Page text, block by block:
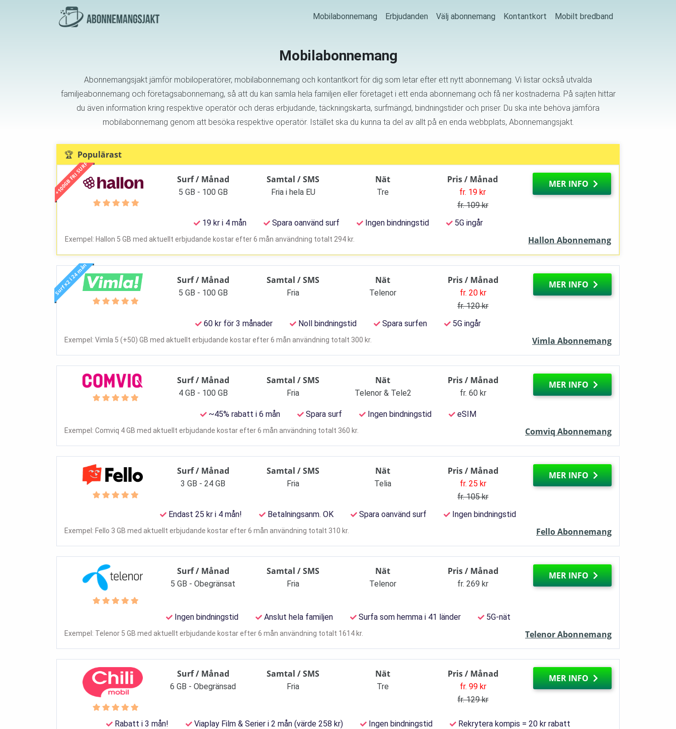
Mobilabonnemang Erbjudanden Välj abonnemang Kontantkort Mobilt bredband
Mobilabonnemang
Abonnemangsjakt jämför mobiloperatörer, mobilabonnemang och kontantkort för dig som letar efter ett nytt abonnemang. Vi listar också utvalda
familjeabonnemang och företagsabonnemang, så att du kan samla hela familjen eller företaget i ett enda abonnemang och få ner kostnaderna. På sajten hittar
du även information kring respektive operatör och deras erbjudande, täckningskarta, surfmängd, bindningstider och priser. Du ska inte behöva jämföra
mobilabonnemang genom att besöka respektive operatör. Istället ska du kunna ta del av allt på en enda webbplats, Abonnemangsjakt.
🏆 Populärast
+100GB FRI SURF Surf / Månad
5 GB - 100 GB
Samtal / SMS
Fria i hela EU
Nät
Tre
Pris / Månad
fr. 19 kr
fr. 109 kr
MER INFO
19 kr i 4 mån Spara oanvänd surf Ingen bindningstid 5G ingår
Exempel: Hallon 5 GB med aktuellt erbjudande kostar efter 6 mån användning totalt 294 kr. Hallon Abonnemang
Surf x2 i 24 mån Surf / Månad
5 GB - 100 GB
Samtal / SMS
Fria
Nät
Telenor
Pris / Månad
fr. 20 kr
fr. 120 kr
MER INFO
60 kr för 3 månader Noll bindningstid Spara surfen 5G ingår
Exempel: Vimla 5 (+50) GB med aktuellt erbjudande kostar efter 6 mån användning totalt 300 kr. Vimla Abonnemang
Surf / Månad
4 GB - 100 GB
Samtal / SMS
Fria
Nät
Telenor & Tele2
Pris / Månad
fr. 60 kr
MER INFO
~45% rabatt i 6 mån Spara surf Ingen bindningstid eSIM
Exempel: Comviq 4 GB med aktuellt erbjudande kostar efter 6 mån användning totalt 360 kr. Comviq Abonnemang
Surf / Månad
3 GB - 24 GB
Samtal / SMS
Fria
Nät
Telia
Pris / Månad
fr. 25 kr
fr. 105 kr
MER INFO
Endast 25 kr i 4 mån! Betalningsanm. OK Spara oanvänd surf Ingen bindningstid
Exempel: Fello 3 GB med aktuellt erbjudande kostar efter 6 mån användning totalt 310 kr. Fello Abonnemang
Surf / Månad
5 GB - Obegränsat
Samtal / SMS
Fria
Nät
Telenor
Pris / Månad
fr. 269 kr
MER INFO
Ingen bindningstid Anslut hela familjen Surfa som hemma i 41 länder 5G-nät
Exempel: Telenor 5 GB med aktuellt erbjudande kostar efter 6 mån användning totalt 1614 kr. Telenor Abonnemang
Surf / Månad
6 GB - Obegränsad
Samtal / SMS
Fria
Nät
Tre
Pris / Månad
fr. 99 kr
fr. 129 kr
MER INFO
Rabatt i 3 mån! Viaplay Film & Serier i 2 mån (värde 258 kr) Ingen bindningstid Rekrytera kompis = 20 kr rabatt